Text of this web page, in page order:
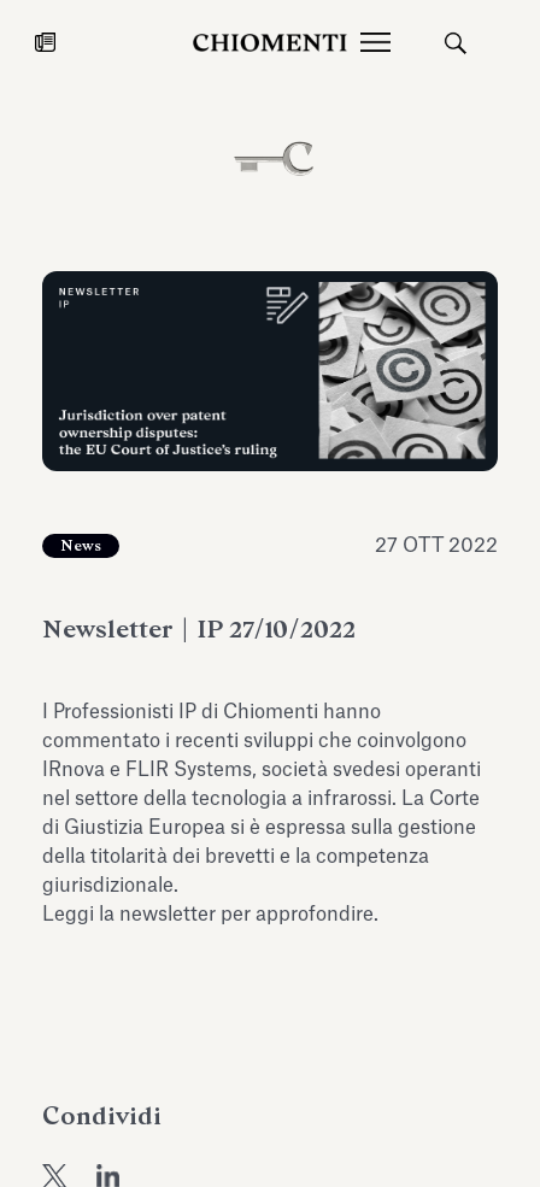
27 LUG 2026
ampliando gli spazi espositivi
dell’Antiquarium di Villa Albani
News 27 OTT 2022
Newsletter | IP 27/10/2022
I Professionisti IP di Chiomenti hanno
commentato i recenti sviluppi che coinvolgono
IRnova e FLIR Systems, società svedesi operanti
nel settore della tecnologia a infrarossi. La Corte
di Giustizia Europea si è espressa sulla gestione
della titolarità dei brevetti e la competenza
giurisdizionale.
Leggi la newsletter per approfondire.
Condividi